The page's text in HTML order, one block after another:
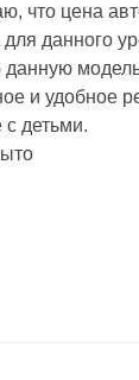
что цена
данного
и удобное
с детьми.